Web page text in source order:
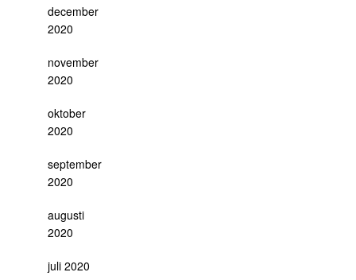
december
2020
november
2020
oktober
2020
september
2020
augusti
2020
juli 2020